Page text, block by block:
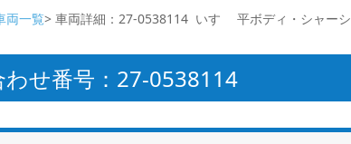
両一覧> 車両詳細：27-0538114 いすゞ 平ボディ・シャーシ
わせ番号：27-0538114